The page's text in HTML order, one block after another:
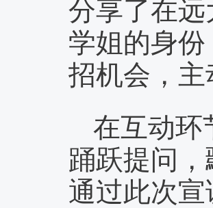
分享了在
学姐的身
招机会，
在互动环
踊跃提问
通过此次